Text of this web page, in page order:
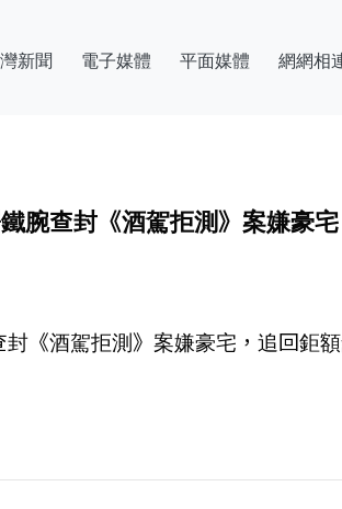
新聞 電子媒體 平面媒體 網網相
鐵腕查封《酒駕拒測》案嫌
封《酒駕拒測》案嫌豪宅，追回鉅